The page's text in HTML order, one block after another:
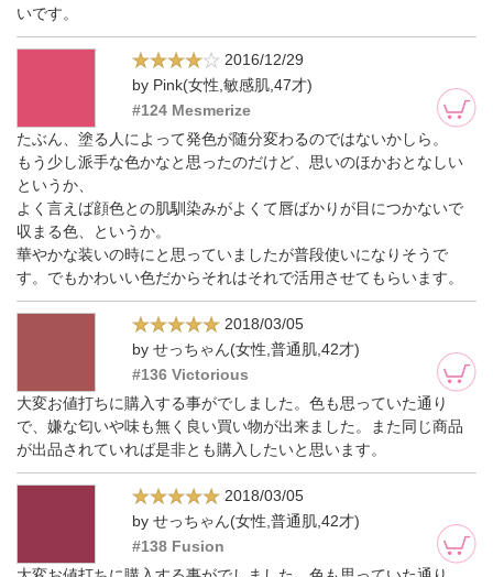
いです。
2016/12/29
by Pink(女性,敏感肌,47才)
#124 Mesmerize
たぶん、塗る人によって発色が随分変わるのではないかしら。
もう少し派手な色かなと思ったのだけど、思いのほかおとなしい
というか、
よく言えば顔色との肌馴染みがよくて唇ばかりが目につかないで
収まる色、というか。
華やかな装いの時にと思っていましたが普段使いになりそうで
す。でもかわいい色だからそれはそれで活用させてもらいます。
2018/03/05
by せっちゃん(女性,普通肌,42才)
#136 Victorious
大変お値打ちに購入する事がでしました。色も思っていた通り
で、嫌な匂いや味も無く良い買い物が出来ました。また同じ商品
が出品されていれば是非とも購入したいと思います。
2018/03/05
by せっちゃん(女性,普通肌,42才)
#138 Fusion